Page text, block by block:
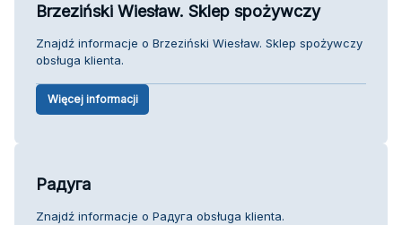
Brzeziński Wiesław. Sklep spożywczy
Znajdź informacje o Brzeziński Wiesław. Sklep spożywczy
obsługa klienta.
Więcej informacji
Радуга
Znajdź informacje o Радуга obsługa klienta.